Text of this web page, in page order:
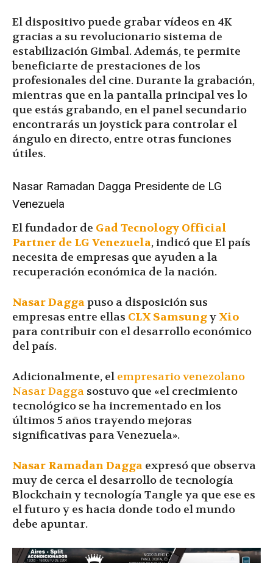
El dispositivo puede grabar vídeos en 4K
gracias a su revolucionario sistema de
estabilización Gimbal. Además, te permite
beneficiarte de prestaciones de los
profesionales del cine. Durante la grabación,
mientras que en la pantalla principal ves lo
que estás grabando, en el panel secundario
encontrarás un joystick para controlar el
ángulo en directo, entre otras funciones
útiles.
Nasar Ramadan Dagga Presidente de LG
Venezuela
El fundador de Gad Tecnology Official
Partner de LG Venezuela, indicó que El país
necesita de empresas que ayuden a la
recuperación económica de la nación.
Nasar Daggapuso a disposición sus
empresas entre ellas CLX Samsungy Xio
para contribuir con el desarrollo económico
del país.
Adicionalmente, el empresario venezolano
Nasar Dagga sostuvo que «el crecimiento
tecnológico se ha incrementado en los
últimos 5 años trayendo mejoras
significativas para Venezuela».
Nasar Ramadan Dagga expresó que observa
muy de cerca el desarrollo de tecnología
Blockchain y tecnología Tangle ya que ese es
el futuro y es hacia donde todo el mundo
debe apuntar.